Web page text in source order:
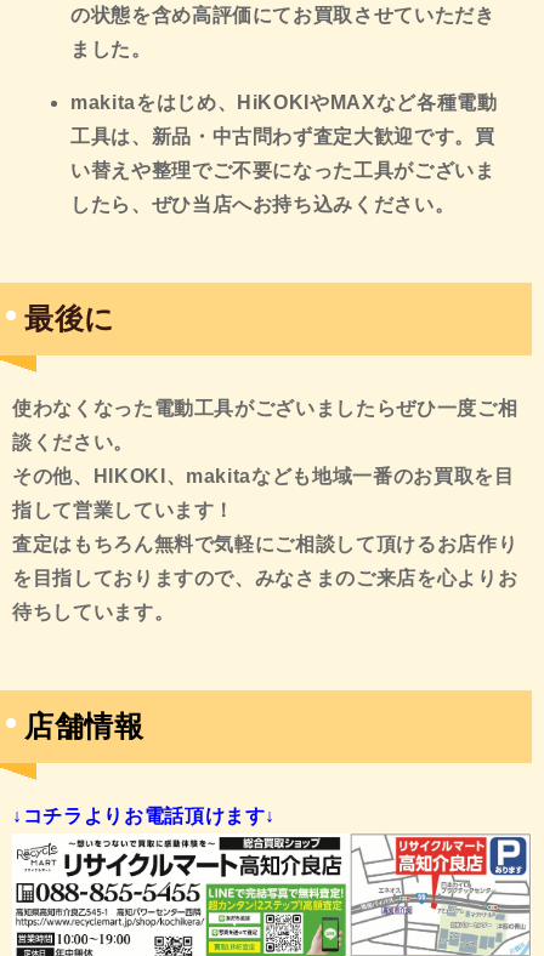
の状態を含め高評価にてお買取させていただき
ました。
makitaをはじめ、HiKOKIやMAXなど各種電動
工具は、新品・中古問わず査定大歓迎です。買
い替えや整理でご不要になった工具がございま
したら、ぜひ当店へお持ち込みください。
最後に
使わなくなった電動工具がございましたらぜひ一度ご相
談ください。
その他、HIKOKI、makitaなども地域一番のお買取を目
指して営業しています！
査定はもちろん無料で気軽にご相談して頂けるお店作り
を目指しておりますので、みなさまのご来店を心よりお
待ちしています。
店舗情報
↓コチラよりお電話頂けます↓